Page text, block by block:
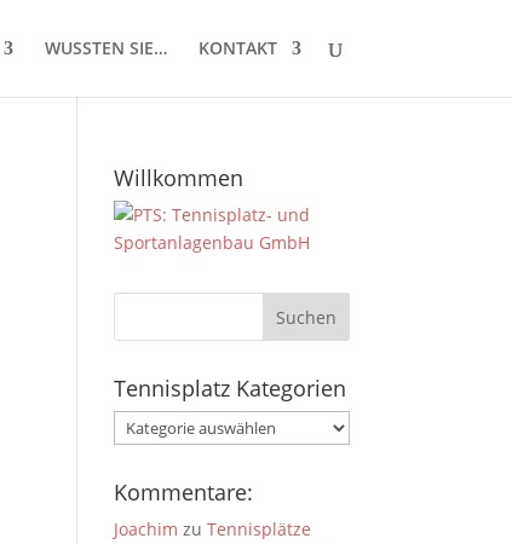
WUSSTEN SIE… KONTAKT
Willkommen
Tennisplatz Kategorien
Tennisplatz
Kategorien
Kommentare:
Joachim zuTennisplätze